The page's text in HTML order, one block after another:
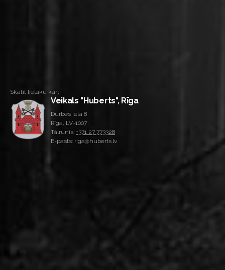
Skatīt lielāku karti
Veikals "Huberts", Rīga
Durbes iela 8
Rīga, LV-1007
Tālrunis: +371 27 773328
E-pasts: riga@huberts.lv